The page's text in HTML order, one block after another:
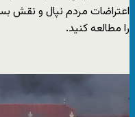
اعتراضات مردم نپال و نقش
را مطالعه کنید.